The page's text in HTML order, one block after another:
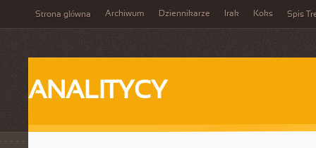
Strona główna Archiwum Dziennikarze Irak Koks Spis
ANALITYCY